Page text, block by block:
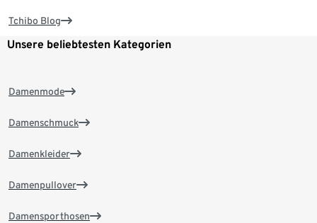
Tchibo Blog
Unsere beliebtesten Kategorien
Damenmode
Damenschmuck
Damenkleider
Damenpullover
Damensporthosen